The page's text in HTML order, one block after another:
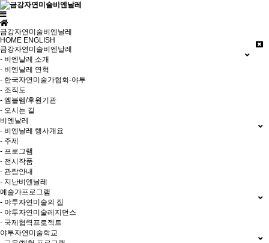
금강자연미술비엔날레
HOME ENGLISH
금강자연미술비엔날레
- 비엔날레 소개
- 비엔날레 연혁
- 한국자연미술가협회-야투
- 조직도
- 엠블렘/후원기관
- 오시는 길
비엔날레
- 비엔날레 행사개요
- 주제
- 프로그램
- 전시작품
- 관람안내
- 지난비엔날레
예술가프로그램
- 야투자연미술의 집
- 야투자연미술레지던스
- 국제협력프로젝트
야투자연미술학교